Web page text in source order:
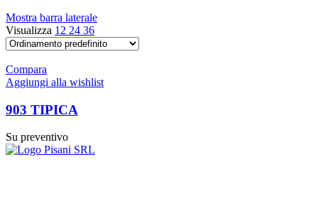
Mostra barra laterale
Visualizza 12 24 36
Compara
Aggiungi alla wishlist
903 TIPICA
Su preventivo